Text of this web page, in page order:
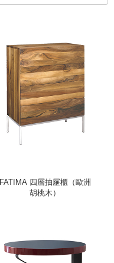
FATIMA 四層抽屜櫃（歐洲
胡桃木）